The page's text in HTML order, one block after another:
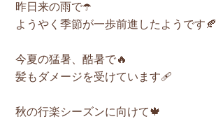
昨日来の雨で☂️
ようやく季節が一歩前進したようです🍂
今夏の猛暑、酷暑で🔥
髪もダメージを受けています🩹
秋の行楽シーズンに向けて🍁